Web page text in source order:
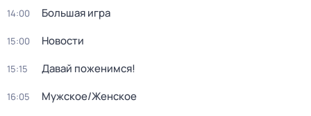
14:00 Большая игра
15:00 Новости
15:15 Давай поженимся!
16:05 Мужское/Женское